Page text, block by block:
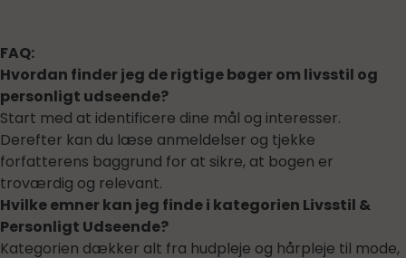
FAQ:
Hvordan finder jeg de rigtige bøger om livsstil og
personligt udseende?
Start med at identificere dine mål og interesser.
Derefter kan du læse anmeldelser og tjekke
forfatterens baggrund for at sikre, at bogen er
troværdig og relevant.
Hvilke emner kan jeg finde i kategorien Livsstil &
Personligt Udseende?
Kategorien dækker alt fra hudpleje og hårpleje til mode,